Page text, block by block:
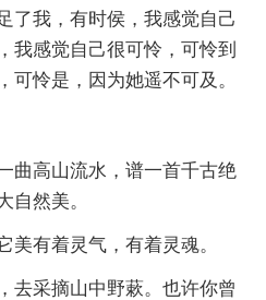
了我，有时侯，我感觉自己
我感觉自己很可怜，可怜到
可怜是，因为她遥不可及。
曲高山流水，谱一首千古绝
自然美。
美有着灵气，有着灵魂。
去采摘山中野蔌。也许你曾